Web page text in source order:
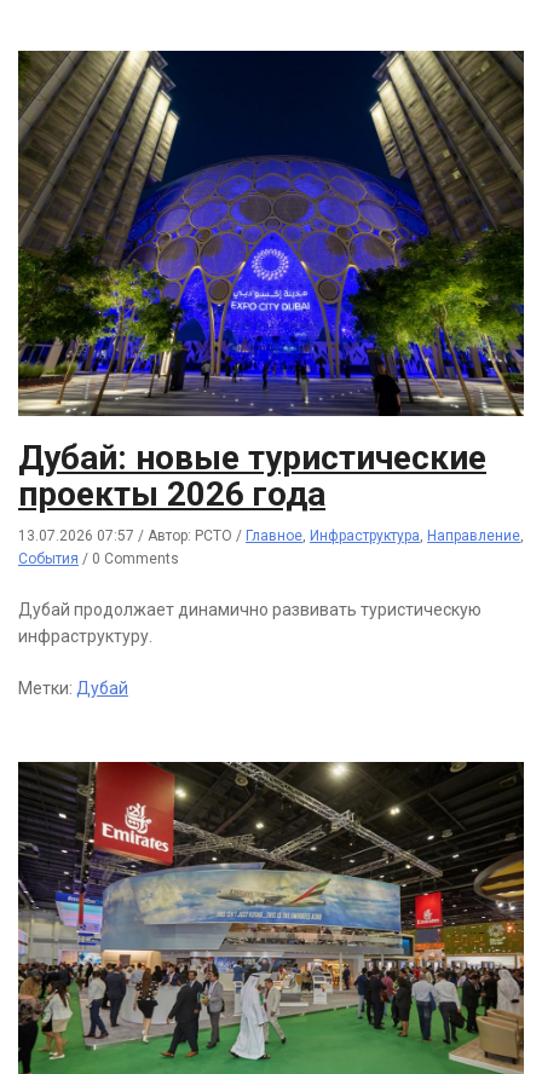
Дубай: новые туристические
проекты 2026 года
13.07.2026 07:57 / Автор: РСТО / Главное, Инфраструктура, Направление,
События / 0 Comments
Дубай продолжает динамично развивать туристическую
инфраструктуру.
Метки: Дубай